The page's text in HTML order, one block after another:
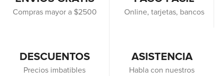
Compras mayor a $2500 Online, tarjetas, bancos
DESCUENTOS
Precios imbatibles
ASISTENCIA
Habla con nuestros